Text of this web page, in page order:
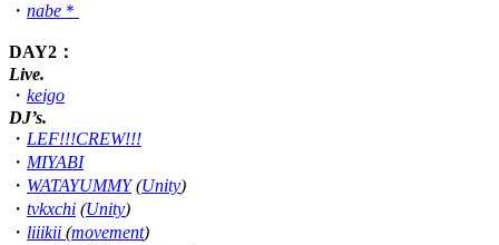
・ nabe ＊
DAY2 ：
Live.
・ keigo
DJ’s.
・ LEF!!!CREW!!!
・ MIYABI
・ WATAYUMMY(Unity)
・ tvkxchi (Unity)
・ liiikii (movement)